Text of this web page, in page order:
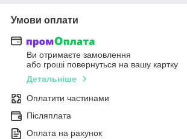
Умови оплати
Ви отримаєте замовлення
або гроші повернуться на вашу картку
Детальніше
Оплатити частинами
Післяплата
Оплата на рахунок